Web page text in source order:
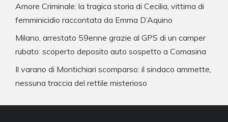
Amore Criminale: la tragica storia di Cecilia, vittima di
femminicidio raccontata da Emma D’Aquino
Milano, arrestato 59enne grazie al GPS di un camper
rubato: scoperto deposito auto sospetto a Comasina
Il varano di Montichiari scomparso: il sindaco ammette,
nessuna traccia del rettile misterioso